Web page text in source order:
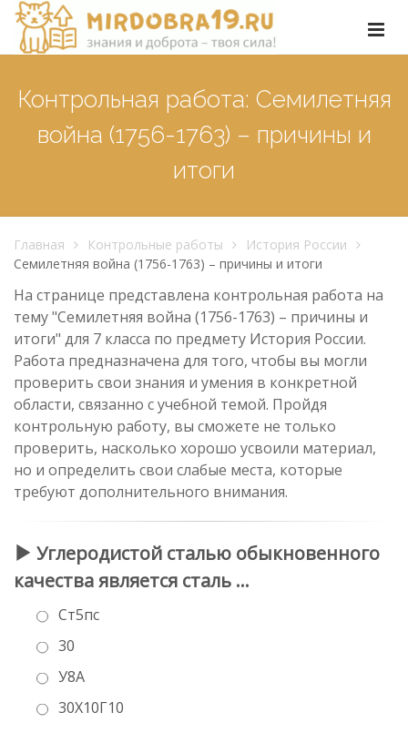
Контрольная работа: Семилетняя
война (1756-1763) – причины и
итоги
Главная Контрольные работы
История России
Семилетняя война (1756-1763) – причины и итоги
На странице представлена контрольная работа на
тему "Семилетняя война (1756-1763) – причины и
итоги" для 7 класса по предмету История России.
Работа предназначена для того, чтобы вы могли
проверить свои знания и умения в конкретной
области, связанно с учебной темой. Пройдя
контрольную работу, вы сможете не только
проверить, насколько хорошо усвоили материал,
но и определить свои слабые места, которые
требуют дополнительного внимания.
Углеродистой сталью обыкновенного
качества является сталь …
Ст5пс
30
У8А
30Х10Г10